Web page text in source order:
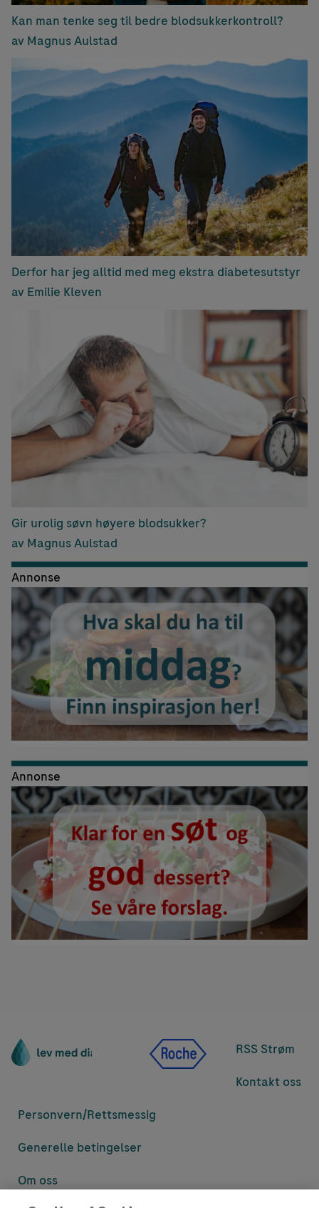
Kan man tenke seg til bedre blodsukkerkontroll?
av Magnus Aulstad
Derfor har jeg alltid med meg ekstra diabetesutstyr
av Emilie Kleven
Gir urolig søvn høyere blodsukker?
av Magnus Aulstad
Annonse
Annonse
RSS Strøm
Kontakt oss
Personvern/Rettsmessig
Generelle betingelser
Om oss